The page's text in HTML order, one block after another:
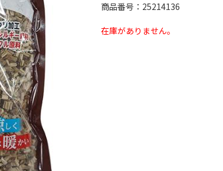
商品番号：25214136
在庫がありません。